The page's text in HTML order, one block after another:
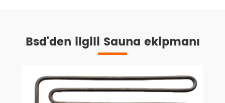
Bsd'den ilgili Sauna ekipmanı